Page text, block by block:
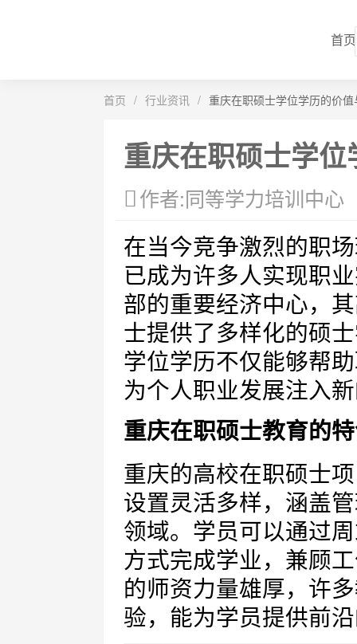
首页
首页 / 行业资讯 / 重庆在职硕士学位学历的价
重庆在职硕士学
作者:同等学力培训中心
在当今竞争激烈的职
已成为许多人实现职
部的重要经济中心，
士提供了多样化的硕
学位学历不仅能够帮
为个人职业发展注入
重庆在职硕士教育的
重庆的高校在职硕士
设置灵活多样，涵盖
领域。学员可以通过
方式完成学业，兼顾
的师资力量雄厚，许
验，能为学员提供前